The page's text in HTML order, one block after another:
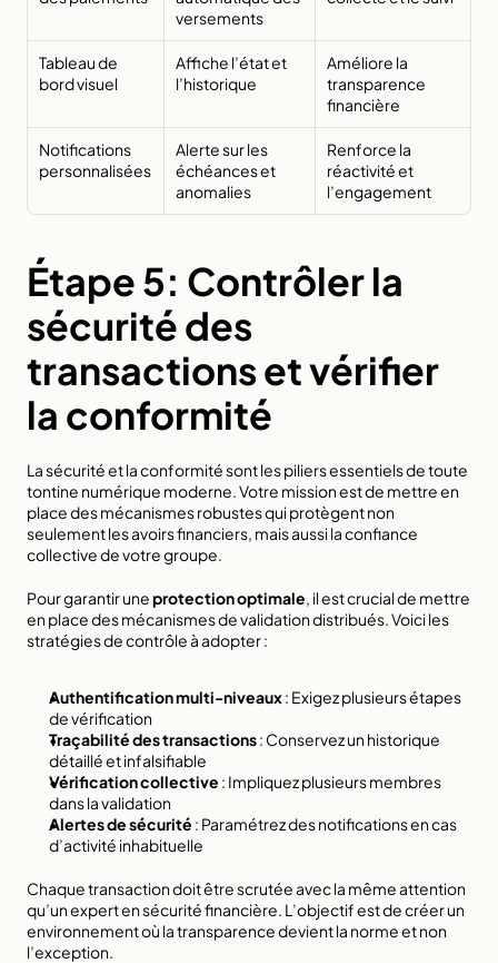
versements
Tableau de
bord visuel
Affiche l’état et
l’historique
Améliore la
transparence
financière
Notifications
personnalisées
Alerte sur les
échéances et
anomalies
Renforce la
réactivité et
l’engagement
Étape 5: Contrôler la
sécurité des
transactions et vérifier
la conformité
La sécurité et la conformité sont les piliers essentiels de toute
tontine numérique moderne. Votre mission est de mettre en
place des mécanismes robustes qui protègent non
seulement les avoirs financiers, mais aussi la confiance
collective de votre groupe.
Pour garantir une protection optimale, il est crucial de mettre
en place des mécanismes de validation distribués. Voici les
stratégies de contrôle à adopter :
Authentification multi-niveaux : Exigez plusieurs étapes
de vérification
Traçabilité des transactions : Conservez un historique
détaillé et infalsifiable
Vérification collective : Impliquez plusieurs membres
dans la validation
Alertes de sécurité : Paramétrez des notifications en cas
d’activité inhabituelle
Chaque transaction doit être scrutée avec la même attention
qu’un expert en sécurité financière. L’objectif est de créer un
environnement où la transparence devient la norme et non
l’exception.